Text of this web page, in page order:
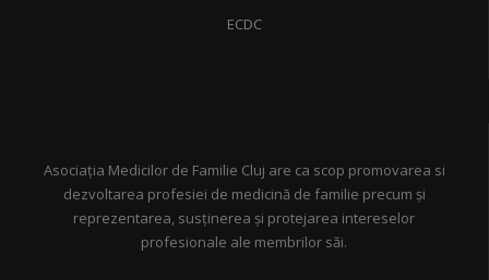
ECDC
Asociația Medicilor de Familie Cluj are ca scop promovarea si
dezvoltarea profesiei de medicină de familie precum și
reprezentarea, susținerea și protejarea intereselor
profesionale ale membrilor săi.